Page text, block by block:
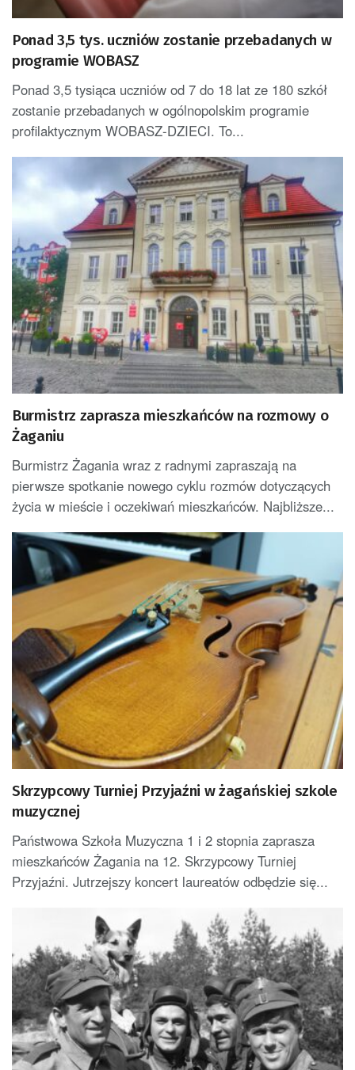
Ponad 3,5 tys. uczniów zostanie przebadanych w
programie WOBASZ
Ponad 3,5 tysiąca uczniów od 7 do 18 lat ze 180 szkół
zostanie przebadanych w ogólnopolskim programie
profilaktycznym WOBASZ-DZIECI. To...
Burmistrz zaprasza mieszkańców na rozmowy o
Żaganiu
Burmistrz Żagania wraz z radnymi zapraszają na
pierwsze spotkanie nowego cyklu rozmów dotyczących
życia w mieście i oczekiwań mieszkańców. Najbliższe...
Skrzypcowy Turniej Przyjaźni w żagańskiej szkole
muzycznej
Państwowa Szkoła Muzyczna 1 i 2 stopnia zaprasza
mieszkańców Żagania na 12. Skrzypcowy Turniej
Przyjaźni. Jutrzejszy koncert laureatów odbędzie się...